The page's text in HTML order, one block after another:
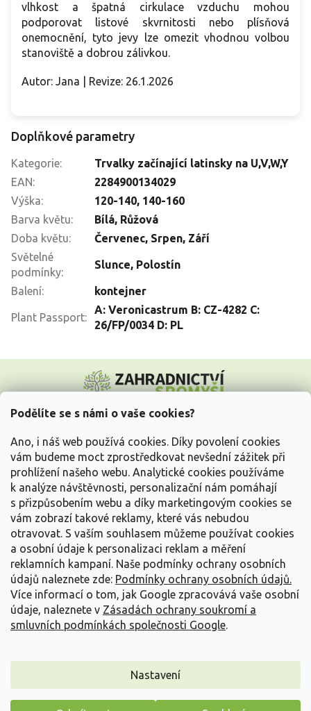
Podělíte se s námi o vaše cookies?
Ano, i náš web používá cookies. Díky povolení cookies
vám budeme moct zprostředkovat nevšední zážitek při
prohlížení našeho webu. Analytické cookies používáme
k analýze návštěvnosti, personalizační nám pomáhají
s přizpůsobením webu a díky marketingovým cookies se
vám zobrazí takové reklamy, které vás nebudou
otravovat. S vaším souhlasem můžeme používat cookies
a osobní údaje k personalizaci reklam a měření
reklamních kampaní. Naše podmínky ochrany osobních
údajů naleznete zde: Podmínky ochrany osobních údajů.
Více informací o tom, jak Google zpracovává vaše osobní
údaje, naleznete v Zásadách ochrany soukromí a
smluvních podmínkách společnosti Google.
Nastavení
vlhkost a špatná cirkulace vzduchu mohou
podporovat listové skvrnitosti nebo plísňová
onemocnění, tyto jevy lze omezit vhodnou volbou
stanoviště a dobrou zálivkou.
Autor: Jana | Revize: 26.1.2026
Doplňkové parametry
Kategorie:
Trvalky začínající latinsky na U,V,W,Y
EAN:
2284900134029
Výška: 120-140, 140-160
Barva květu: Bílá, Růžová
Doba květu: Červenec, Srpen, Září
Světelné
podmínky:
Slunce, Polostín
Balení: kontejner
Plant Passport:
A: Veronicastrum B: CZ-4282 C:
26/FP/0034 D: PL
p
Vše o nákupu
Informace pro Vás
Kontakujte nás
Vytvořil Shoptet